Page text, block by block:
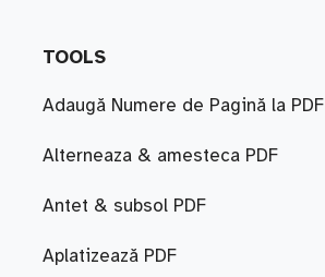
TOOLS
Adaugă Numere de Pagină la PDF
Alterneaza & amesteca PDF
Antet & subsol PDF
Aplatizează PDF